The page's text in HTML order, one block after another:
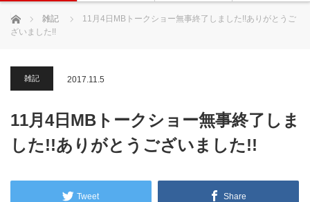
ホーム 雑記
11月4日MBトークショー無事終了しました!!ありがとうご
ざいました!!
雑記 2017.11.5
11月4日MBトークショー無事終了しま
した!!ありがとうございました!!
Tweet Share